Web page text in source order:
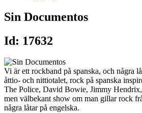
Sin Documentos
Id: 17632
Vi är ett rockband på spanska, och några
åttio- och nittiotalet, rock på spanska
The Police, David Bowie, Jimmy
men välbekant show om man gillar rock
några låtar på engelska.